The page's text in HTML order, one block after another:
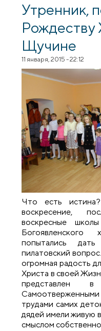
Утренник,
Рождеству
Щучине
11 января, 2015 - 22:12
Что есть
воскресение,
воскресные
попытались
пилатовский
огромная радость
Христа в своей
представлен
трудами самих
дядей имели живую
смыслом